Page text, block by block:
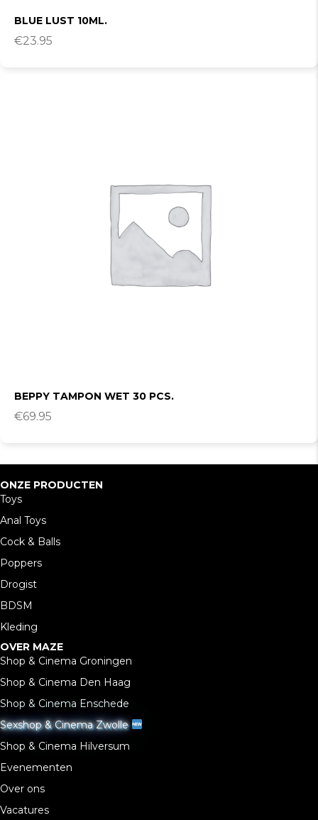
BLUE LUST 10ML.
€23.95
BEPPY TAMPON WET 30 PCS.
€69.95
ONZE PRODUCTEN
Toys
Anal Toys
Cock & Balls
Poppers
Drogist
BDSM
Kleding
OVER MAZE
Shop & Cinema Groningen
Shop & Cinema Den Haag
Shop & Cinema Enschede
Sexshop & Cinema Zwolle
Shop & Cinema Hilversum
Evenementen
Over ons
Vacatures